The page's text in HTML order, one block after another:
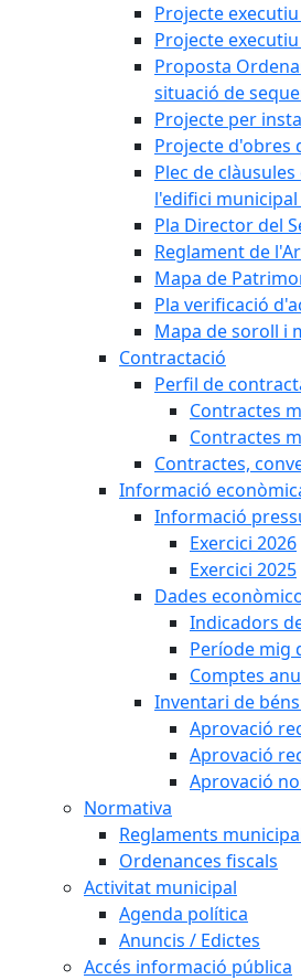
Projecte
Projecte
Proposta
situació de
Projecte per
Projecte d'obres
Plec de
l'edifici
Pla Director del
Reglament de
Mapa de
Pla verificació
Mapa de soroll i
Contractació
Perfil de
Contractes
Contractes
Contractes,
Informació
Informació
Exercici 2026
Exercici 2025
Dades
Indicadors
Període mig
Comptes
Inventari de
Aprovació
Aprovació
Aprovació
Normativa
Reglaments
Ordenances fiscals
Activitat municipal
Agenda política
Anuncis / Edictes
Accés informació pública